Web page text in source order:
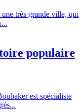
très grande ville, qui
populaire
est spécialiste